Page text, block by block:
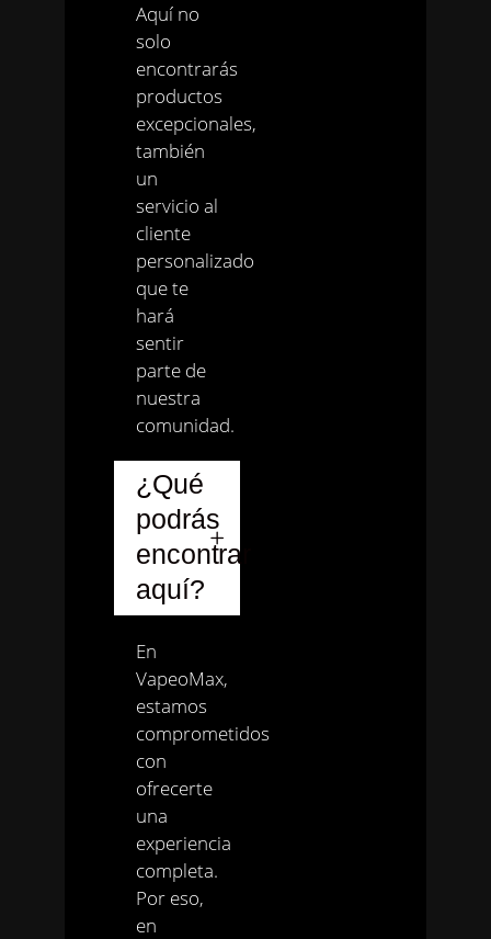
Aquí no
solo
encontrarás
productos
excepcionales,
también
un
servicio al
cliente
personalizado
que te
hará
sentir
parte de
nuestra
comunidad.
¿Qué
podrás
encontrar
aquí?
En
VapeoMax,
estamos
comprometidos
con
ofrecerte
una
experiencia
completa.
Por eso,
en